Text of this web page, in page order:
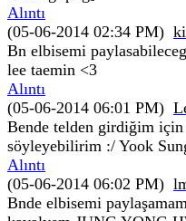
Alıntı
(05-06-2014 02:34 PM)
Bn elbisemi
lee taemin <3
Alıntı
(05-06-2014 06:01 PM)
Bende telden girdiğim için
söyleyebilirim :/ Yook
Alıntı
(05-06-2014 06:02 PM)
Bnde elbisemi